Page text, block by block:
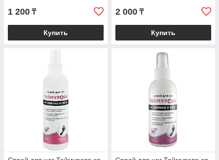
1 200 ₸
Купить
2 000 ₸
Купить